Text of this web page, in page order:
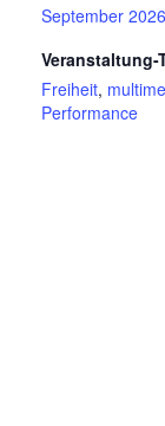
September 2026
Veranstaltung-
Freiheit,
Performance